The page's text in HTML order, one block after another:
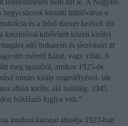
természetesen nem állt le. A Nagykő-
hegycsúcsok közötti üdülőváros a
és a felső tízezer kedvelt téli
kaszinóval kibővített közeli királyi
adó bukaresti és jászvásári itt
méretű házat, vagy villát. A
meg igazából, amikor 1925-ös
román király engedélyével- ide
albán király, aki haláláig, 1945.
bóklászó foglya volt.”
londoni katonai attaséja 1923-ban